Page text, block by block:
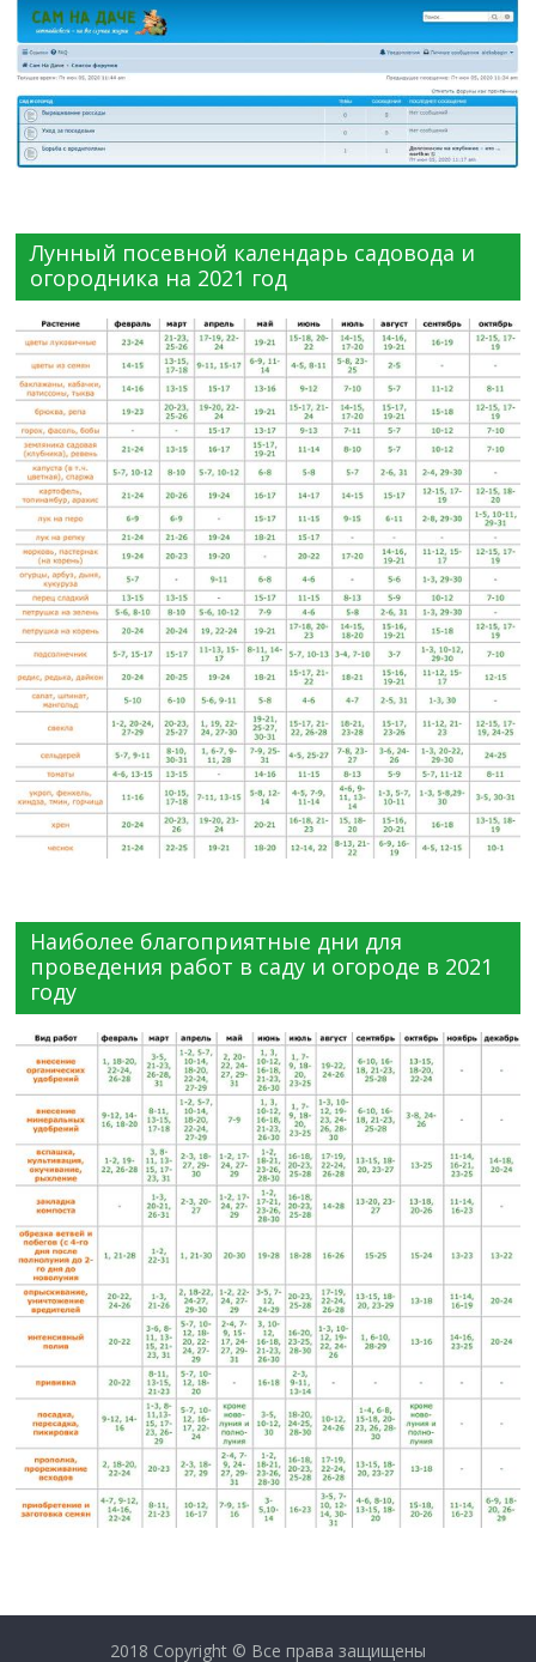
Лунный посевной календарь садовода и
огородника на 2021 год
Наиболее благоприятные дни для
проведения работ в саду и огороде в 2021
году
2018 Copyright © Все права защищены